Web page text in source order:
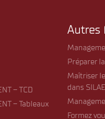
– TCD
– Tableaux
Autres
Préparer
Maîtriser
dans
Formez